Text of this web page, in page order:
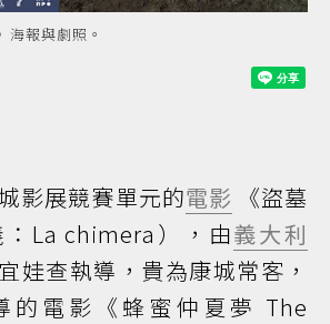
海報與劇照。
影展競賽單元的電影 《盜墓
La chimera），由義大利
娃查執導，貴為康城常客，
的電影《蜂蜜仲夏夢 The